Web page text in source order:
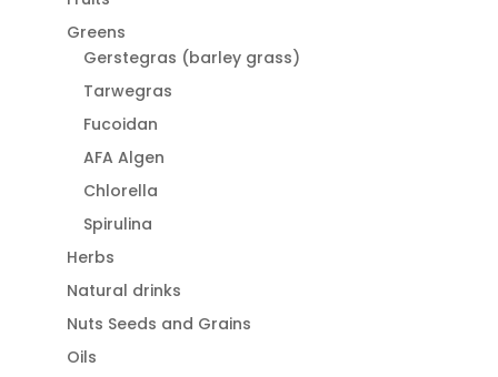
Greens
Gerstegras (barley grass)
Tarwegras
Fucoidan
AFA Algen
Chlorella
Spirulina
Herbs
Natural drinks
Nuts Seeds and Grains
Oils